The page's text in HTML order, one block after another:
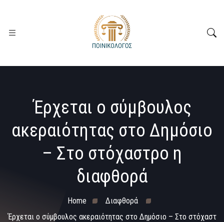
Έρχεται ο σύμβουλος
ακεραιότητας στο Δημόσιο
– Στο στόχαστρο η
διαφθορά
Home
Διαφθορά
Έρχεται ο σύμβουλος ακεραιότητας στο Δημόσιο – Στο στόχαστ